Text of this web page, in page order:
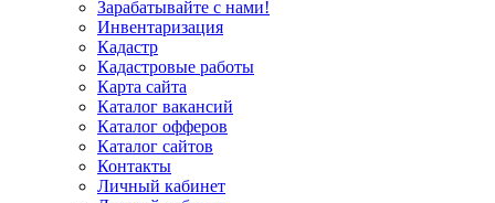
Зарабатывайте с нами!
Инвентаризация
Кадастр
Кадастровые работы
Карта сайта
Каталог вакансий
Каталог офферов
Каталог сайтов
Контакты
Личный кабинет